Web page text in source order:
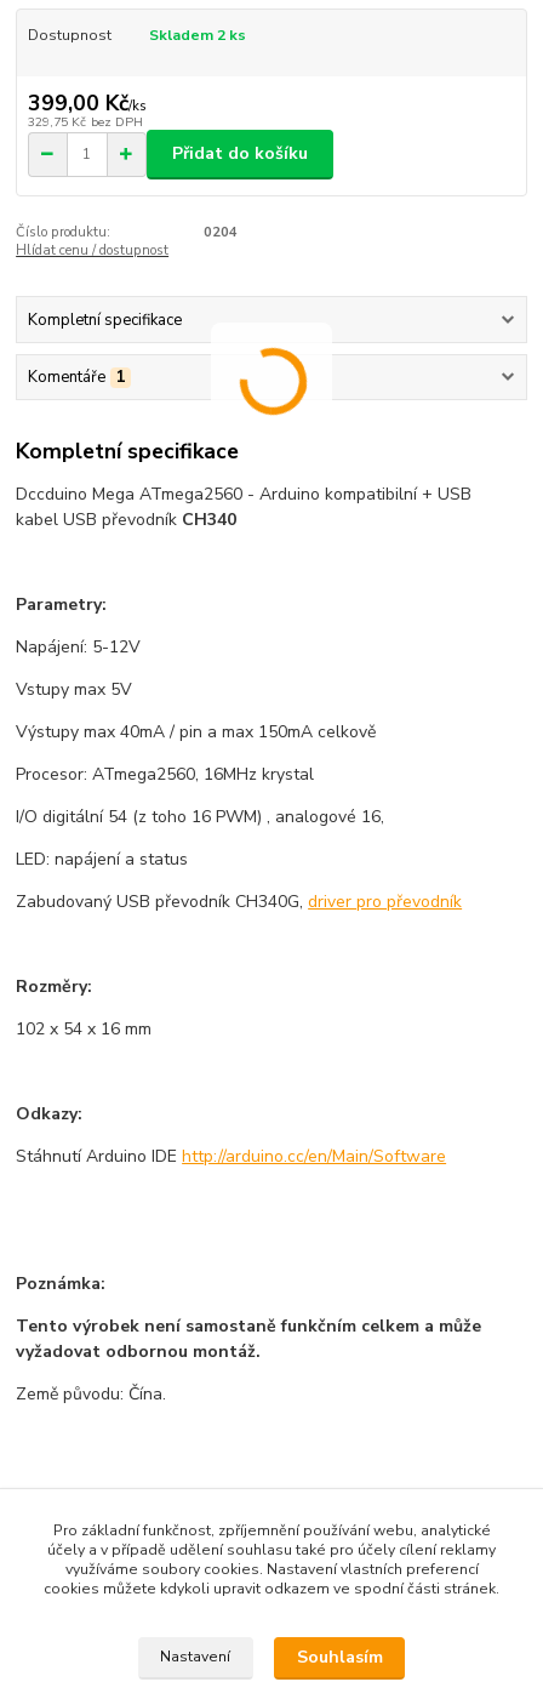
Dostupnost Skladem 2 ks
399,00 Kč/ks
329,75 Kč bez DPH
Přidat do košíku
Číslo produktu:
0204
Hlídat cenu / dostupnost
Kompletní specifikace
Komentáře 1
Kompletní specifikace
Dccduino Mega ATmega2560 - Arduino kompatibilní + USB
kabel USB převodník CH340
Parametry:
Napájení: 5-12V
Vstupy max 5V
Výstupy max 40mA / pin a max 150mA celkově
Procesor: ATmega2560, 16MHz krystal
I/O digitální 54 (z toho 16 PWM) , analogové 16,
LED: napájení a status
Zabudovaný USB převodník CH340G,driver pro převodník
Rozměry:
102 x 54 x 16 mm
Odkazy:
Stáhnutí Arduino IDEhttp://arduino.cc/en/Main/Software
Poznámka:
Tento výrobek není samostaně funkčním celkem a může
vyžadovat odbornou montáž.
Země původu: Čína.
Všechno zboží
Vývojové desky
Pro základní funkčnost, zpříjemnění používání webu, analytické
účely a v případě udělení souhlasu také pro účely cílení reklamy
využíváme soubory cookies. Nastavení vlastních preferencí
cookies můžete kdykoli upravit odkazem ve spodní části stránek.
Nastavení Souhlasím